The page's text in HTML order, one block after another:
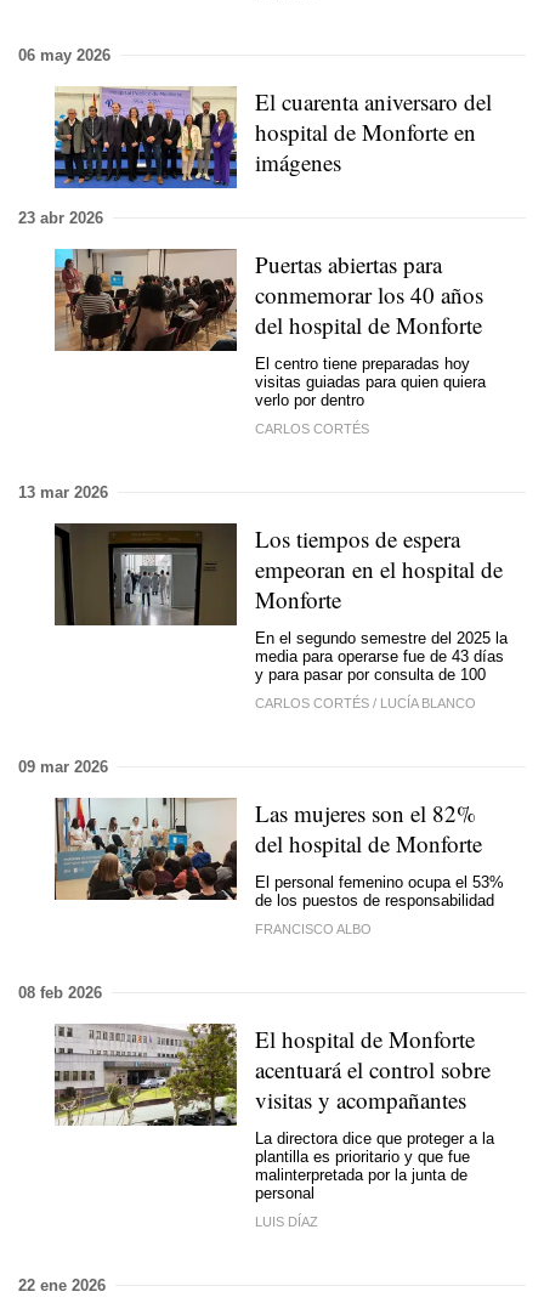
06 may 2026
El cuarenta aniversaro del
hospital de Monforte en
imágenes
23 abr 2026
Puertas abiertas para
conmemorar los 40 años
del hospital de Monforte
El centro tiene preparadas hoy
visitas guiadas para quien quiera
verlo por dentro
CARLOS CORTÉS
13 mar 2026
Los tiempos de espera
empeoran en el hospital de
Monforte
En el segundo semestre del 2025 la
media para operarse fue de 43 días
y para pasar por consulta de 100
CARLOS CORTÉS / LUCÍA BLANCO
09 mar 2026
Las mujeres son el 82%
del hospital de Monforte
El personal femenino ocupa el 53%
de los puestos de responsabilidad
FRANCISCO ALBO
08 feb 2026
El hospital de Monforte
acentuará el control sobre
visitas y acompañantes
La directora dice que proteger a la
plantilla es prioritario y que fue
malinterpretada por la junta de
personal
LUIS DÍAZ
22 ene 2026